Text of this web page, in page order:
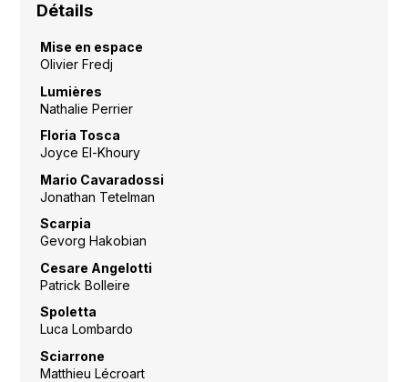
Détails
Mise en espace
Olivier Fredj
Lumières
Nathalie Perrier
Floria Tosca
Joyce El-Khoury
Mario Cavaradossi
Jonathan Tetelman
Scarpia
Gevorg Hakobian
Cesare Angelotti
Patrick Bolleire
Spoletta
Luca Lombardo
Sciarrone
Matthieu Lécroart